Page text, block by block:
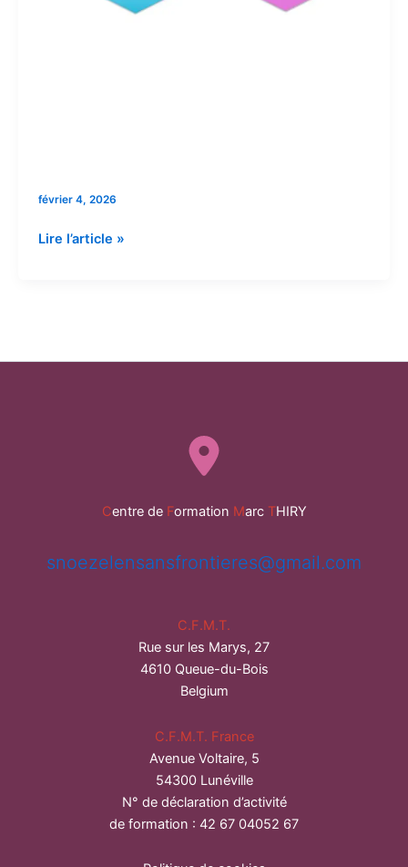
février 4, 2026
Statistiques
Lire l’article »
Centre de Formation Marc THIRY
snoezelensansfrontieres@gmail.com
C.F.M.T.
Rue sur les Marys, 27
4610 Queue-du-Bois
Belgium
C.F.M.T. France
Avenue Voltaire, 5
54300 Lunéville
N° de déclaration d’activité
de formation : 42 67 04052 67